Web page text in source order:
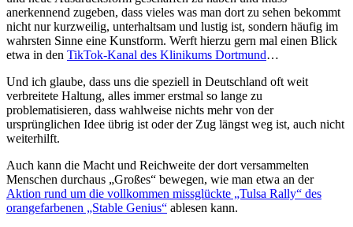
anerkennend zugeben, dass vieles was man dort zu sehen bekommt
nicht nur kurzweilig, unterhaltsam und lustig ist, sondern häufig im
wahrsten Sinne eine Kunstform. Werft hierzu gern mal einen Blick
etwa in den TikTok-Kanal des Klinikums Dortmund…
Und ich glaube, dass uns die speziell in Deutschland oft weit
verbreitete Haltung, alles immer erstmal so lange zu
problematisieren, dass wahlweise nichts mehr von der
ursprünglichen Idee übrig ist oder der Zug längst weg ist, auch nicht
weiterhilft.
Auch kann die Macht und Reichweite der dort versammelten
Menschen durchaus „Großes“ bewegen, wie man etwa an der
Aktion rund um die vollkommen missglückte „Tulsa Rally“ des
orangefarbenen „Stable Genius“ ablesen kann.